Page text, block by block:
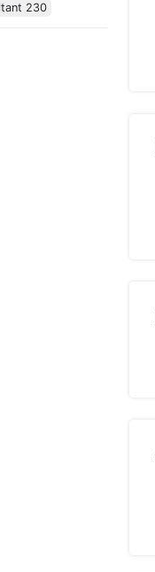
230